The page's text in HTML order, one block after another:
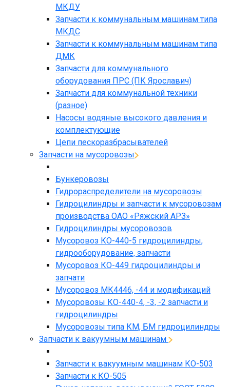
МКДУ
Запчасти к коммунальным машинам типа
МКДС
Запчасти к коммунальным машинам типа
ДМК
Запчасти для коммунального
оборудования ПРС (ПК Ярославич)
Запчасти для коммунальной техники
(разное)
Насосы водяные высокого давления и
комплектующие
Цепи пескоразбрасывателей
Запчасти на мусоровозы
Бункеровозы
Гидрораспределители на мусоровозы
Гидроцилиндры и запчасти к мусоровозам
производства ОАО «Ряжский АРЗ»
Гидроцилиндры мусоровозов
Мусоровоз КО-440-5 гидроцилиндры,
гидрооборудование, запчасти
Мусоровоз КО-449 гидроцилиндры и
запчати
Мусоровоз МК4446, -44 и модификаций
Мусоровозы КО-440-4, -3, -2 запчасти и
гидроцилиндры
Мусоровозы типа КМ, БМ гидроцилиндры
Запчасти к вакуумным машинам
Запчасти к вакуумным машинам КО-503
Запчасти к КО-505